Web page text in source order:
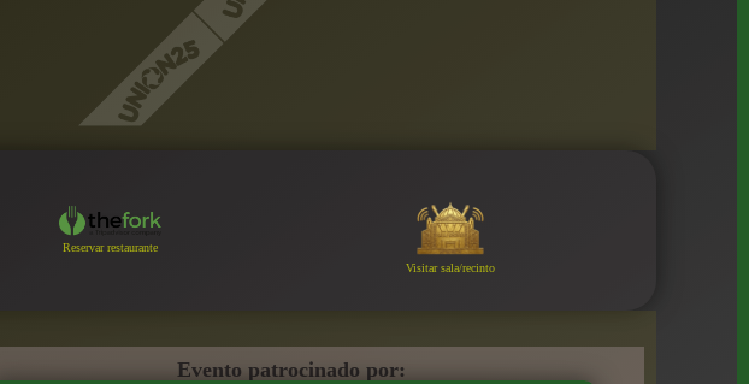
Reservar restaurante
Visitar sala/recinto
Evento patrocinado por: